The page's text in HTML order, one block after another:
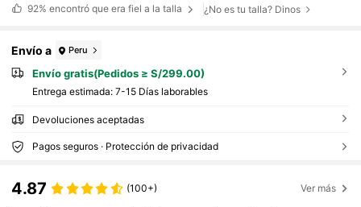
92% encontró que era fiel a la talla ¿No es tu talla? Dinos
Envío a Peru
Envío gratis(Pedidos ≥ S/299.00)
Entrega estimada: 7-15 Días laborables
Devoluciones aceptadas
Pagos seguros · Protección de privacidad
4.87 (100+) Ver más